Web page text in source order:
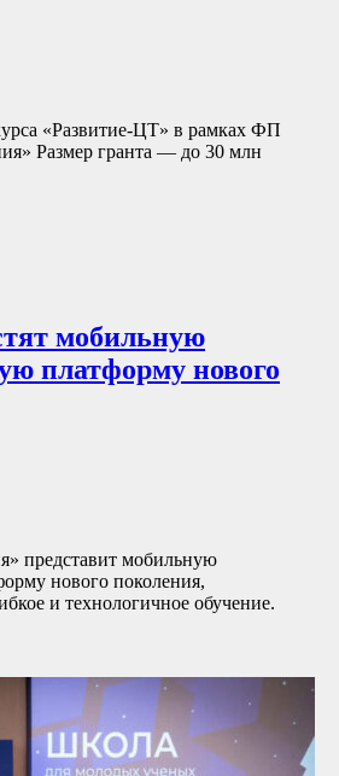
«Развитие-ЦТ» в рамках ФП
Размер гранта — до 30 млн
мобильную
платформу нового
представит мобильную
нового поколения,
и технологичное обучение.